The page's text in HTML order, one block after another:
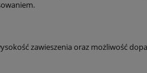
zawieszenia oraz możliwość